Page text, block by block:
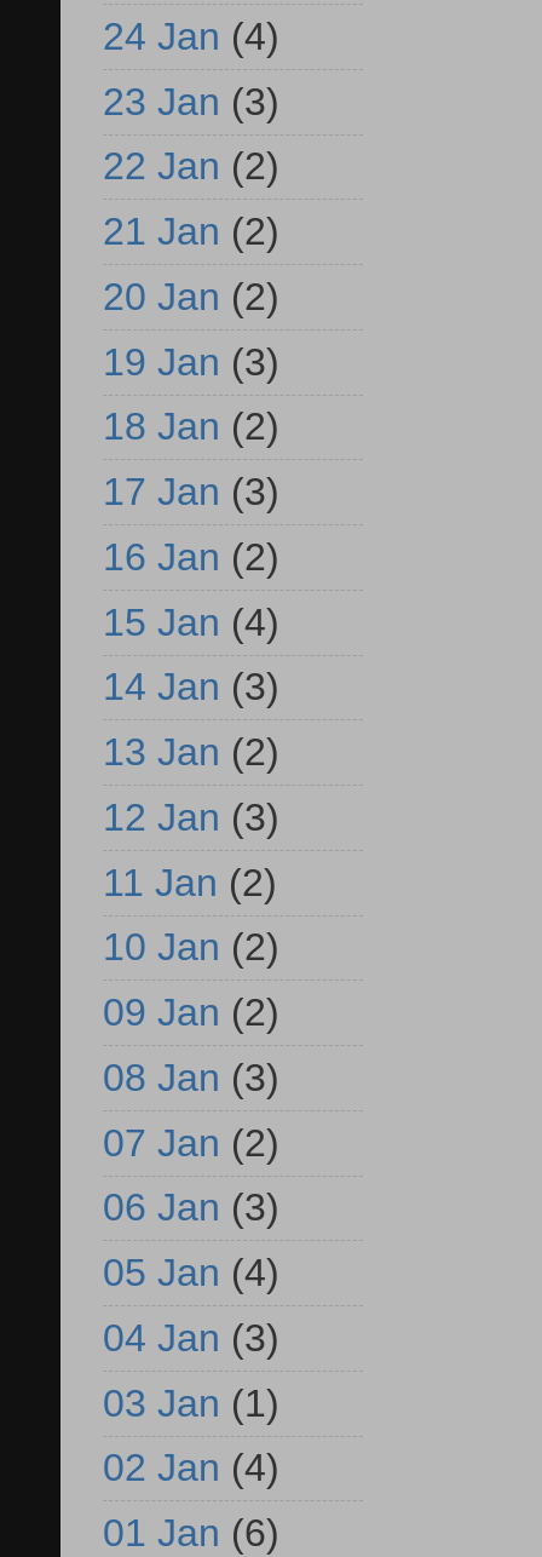
24 Jan (4)
23 Jan (3)
22 Jan (2)
21 Jan (2)
20 Jan (2)
19 Jan (3)
18 Jan (2)
17 Jan (3)
16 Jan (2)
15 Jan (4)
14 Jan (3)
13 Jan (2)
12 Jan (3)
11 Jan (2)
10 Jan (2)
09 Jan (2)
08 Jan (3)
07 Jan (2)
06 Jan (3)
05 Jan (4)
04 Jan (3)
03 Jan (1)
02 Jan (4)
01 Jan (6)